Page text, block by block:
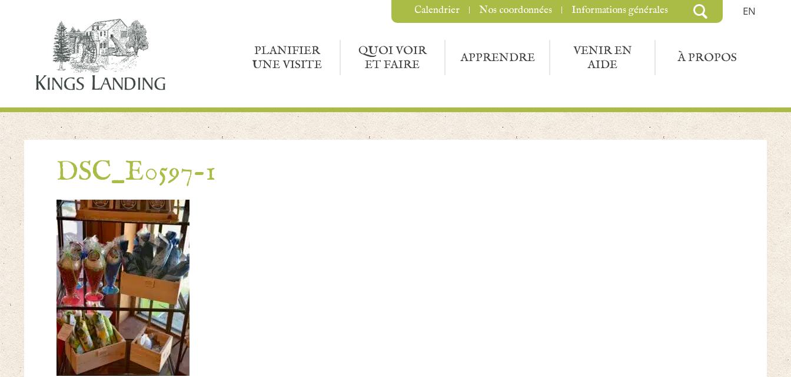
EN
PLANIFIER
UNE VISITE
QUOI VOIR
ET FAIRE
APPRENDRE
VENIR EN
AIDE
À PROPOS
Calendrier Nos coordonnées Informations générales
DSC_E0597-1